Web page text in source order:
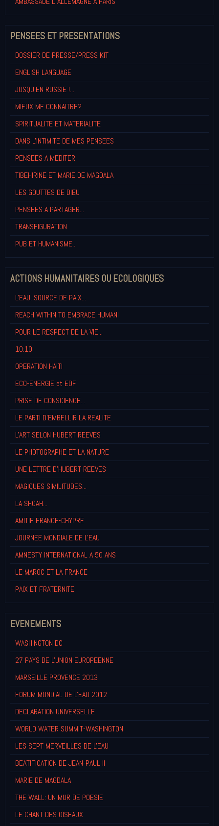
PENSEES ET PRESENTATIONS
DOSSIER DE PRESSE/PRESS KIT
ENGLISH LANGUAGE
JUSQU'EN RUSSIE !...
MIEUX ME CONNAITRE?
SPIRITUALITE ET MATERIALITE
DANS L'INTIMITE DE MES PENSEES
PENSEES A MEDITER
TIBEHIRINE ET MARIE DE MAGDALA
LES GOUTTES DE DIEU
PENSEES A PARTAGER...
TRANSFIGURATION
PUB ET HUMANISME...
ACTIONS HUMANITAIRES OU ECOLOGIQUES
L'EAU, SOURCE DE PAIX...
REACH WITHIN TO EMBRACE HUMANI
POUR LE RESPECT DE LA VIE...
10:10
OPERATION HAITI
ECO-ENERGIE et EDF
PRISE DE CONSCIENCE...
LE PARTI D'EMBELLIR LA REALITE
L'ART SELON HUBERT REEVES
LE PHOTOGRAPHE ET LA NATURE
UNE LETTRE D'HUBERT REEVES
MAGIQUES SIMILITUDES...
LA SHOAH...
AMITIE FRANCE-CHYPRE
JOURNEE MONDIALE DE L'EAU
AMNESTY INTERNATIONAL A 50 ANS
LE MAROC ET LA FRANCE
PAIX ET FRATERNITE
EVENEMENTS
WASHINGTON DC
27 PAYS DE L'UNION EUROPEENNE
MARSEILLE PROVENCE 2013
FORUM MONDIAL DE L'EAU 2012
DECLARATION UNIVERSELLE
WORLD WATER SUMMIT-WASHINGTON
LES SEPT MERVEILLES DE L'EAU
BEATIFICATION DE JEAN-PAUL II
MARIE DE MAGDALA
THE WALL: UN MUR DE POESIE
LE CHANT DES OISEAUX